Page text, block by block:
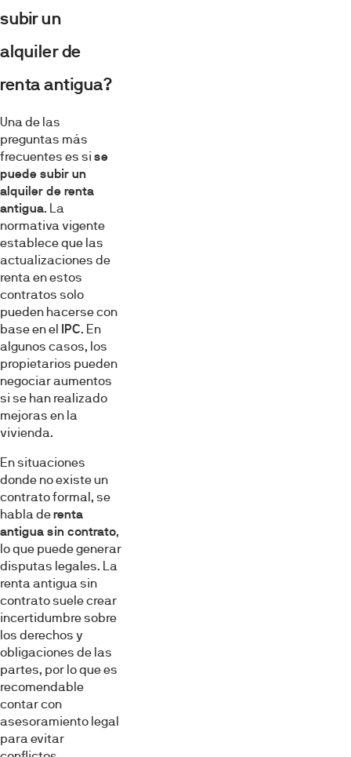
subir un
alquiler de
renta antigua?
Una de las
preguntas más
frecuentes es si se
puede subir un
alquiler de renta
antigua. La
normativa vigente
establece que las
actualizaciones de
renta en estos
contratos solo
pueden hacerse con
base en el
IPC. En
algunos casos, los
propietarios pueden
negociar aumentos
si se han realizado
mejoras en la
vivienda.
En situaciones
donde no existe un
contrato formal, se
habla derenta
antigua sin contrato,
lo que puede generar
disputas legales. La
renta antigua sin
contrato suele crear
incertidumbre sobre
los derechos y
obligaciones de las
partes, por lo que es
recomendable
contar con
asesoramiento legal
para evitar